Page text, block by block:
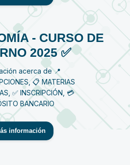
- CURSO DE
2025 ✅
acerca de 📍
📋 MATERIAS
✅ INSCRIPCIÓN, 💳
BANCARIO
información